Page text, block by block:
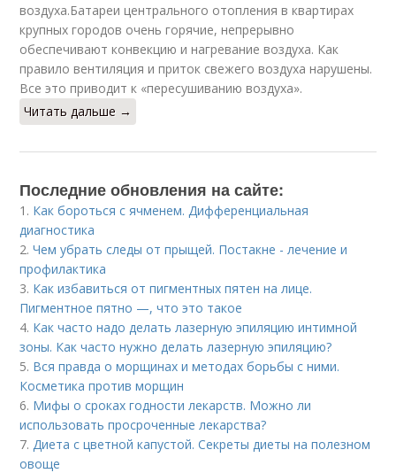
воздуха.Батареи центрального отопления в квартирах
крупных городов очень горячие, непрерывно
обеспечивают конвекцию и нагревание воздуха. Как
правило вентиляция и приток свежего воздуха нарушены.
Все это приводит к «пересушиванию воздуха».
Читать дальше →
Последние обновления на сайте:
1. Как бороться с ячменем. Дифференциальная
диагностика
2.Чем убрать следы от прыщей. Постакне - лечение и
профилактика
3. Как избавиться от пигментных пятен на лице.
Пигментное пятно —, что это такое
4. Как часто надо делать лазерную эпиляцию интимной
зоны. Как часто нужно делать лазерную эпиляцию?
5. Вся правда о морщинах и методах борьбы с ними.
Косметика против морщин
6. Мифы о сроках годности лекарств. Можно ли
использовать просроченные лекарства?
7.Диета с цветной капустой. Секреты диеты на полезном
овоще